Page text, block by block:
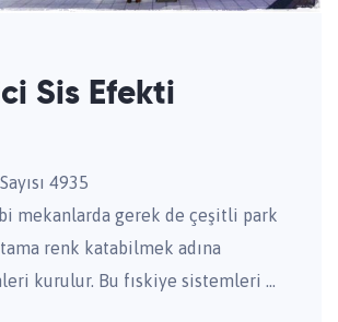
Sis Efekti
4935
mekanlarda gerek de çeşitli park
renk katabilmek adına
kurulur. Bu fıskiye sistemleri ...